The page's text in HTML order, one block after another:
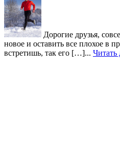
Дорогие друзья,
новое и оставить все плохое в
встретишь, так его […]... Читать